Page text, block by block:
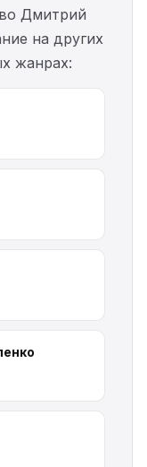
Дмитрий
на других
жанрах: